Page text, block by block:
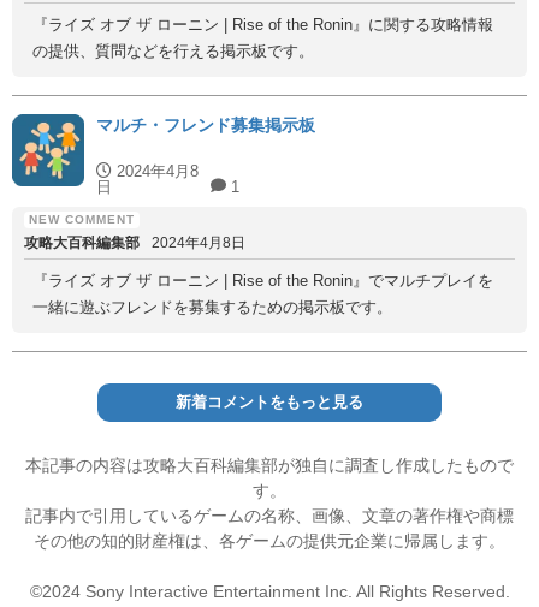
『ライズ オブ ザ ローニン | Rise of the Ronin』に関する攻略情報
の提供、質問などを行える掲示板です。
マルチ・フレンド募集掲示板
2024年4月8
日
1
攻略大百科編集部 2024年4月8日
『ライズ オブ ザ ローニン | Rise of the Ronin』でマルチプレイを
一緒に遊ぶフレンドを募集するための掲示板です。
新着コメントをもっと見る
本記事の内容は攻略大百科編集部が独自に調査し作成したもので
す。
記事内で引用しているゲームの名称、画像、文章の著作権や商標
その他の知的財産権は、各ゲームの提供元企業に帰属します。
©2024 Sony Interactive Entertainment Inc. All Rights Reserved.